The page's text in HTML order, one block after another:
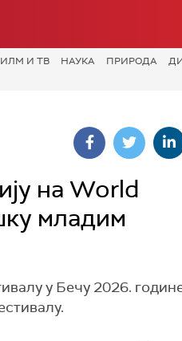
И ТВ НАУКА ПРИРОДА
на World
младим
у Бечу 2026.